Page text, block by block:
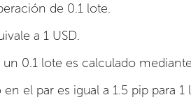
de 0.1 lote.
a 1 USD.
0.1 lote es calculado
el par es igual a 1.5 pip para 1